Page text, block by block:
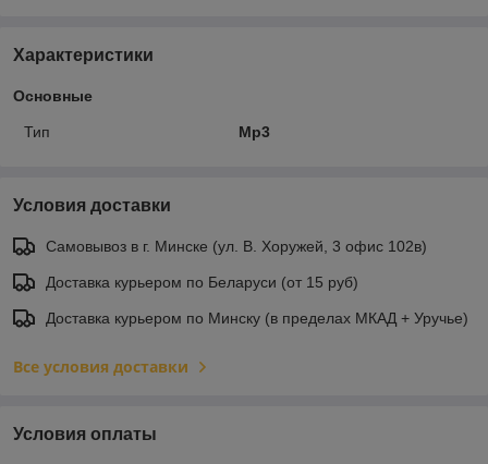
Характеристики
Основные
Тип Mp3
Условия доставки
Самовывоз в г. Минске (ул. В. Хоружей, 3 офис 102в)
Доставка курьером по Беларуси (от 15 руб)
Доставка курьером по Минску (в пределах МКАД + Уручье)
Все условия доставки
Условия оплаты